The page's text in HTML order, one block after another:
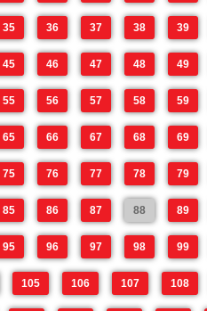
35 36 37 38 39
45 46 47 48 49
55 56 57 58 59
65 66 67 68 69
75 76 77 78 79
85 86 87 88 89
95 96 97 98 99
105 106 107 108